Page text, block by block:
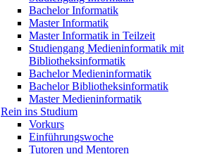
Bachelor Informatik
Master Informatik
Master Informatik in Teilzeit
Studiengang Medieninformatik mit
Bibliotheksinformatik
Bachelor Medieninformatik
Bachelor Bibliotheksinformatik
Master Medieninformatik
Rein ins Studium
Vorkurs
Einführungswoche
Tutoren und Mentoren